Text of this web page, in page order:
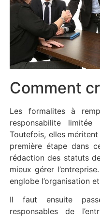
Comment
Les formalites à
responsabilite
Toutefois, elles
première étape dans
rédaction des statuts
mieux gérer
englobe l’organisation
Il faut ensuite
responsables de